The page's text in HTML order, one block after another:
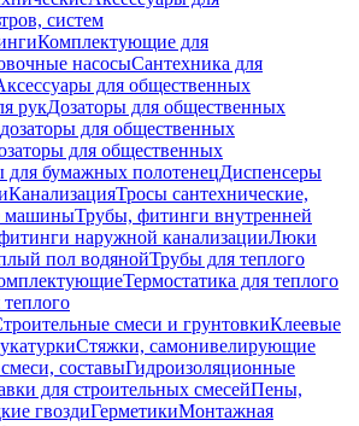
систем
Комплектующие для
насосыСантехника для
для общественных
рукДозаторы для общественных
для общественных
для общественных
для бумажных полотенецДиспенсеры
КанализацияТросы сантехнические,
машиныТрубы, фитинги внутренней
наружной канализацииЛюки
пол водянойТрубы для теплого
Термостатика для теплого
смеси и грунтовкиКлеевые
Стяжки, самонивелирующие
составыГидроизоляционные
для строительных смесейПены,
гвоздиГерметикиМонтажная